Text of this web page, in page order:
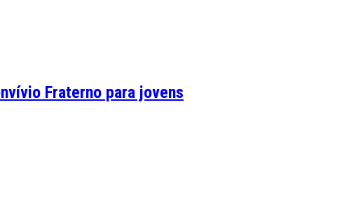
Fraterno para jovens